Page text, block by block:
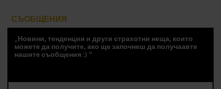
СЪОБЩЕНИЯ
„Новини, тенденции и други страхотни неща, които
можете да получите, ако ще започнеш да получаавте
нашите съобщения :) "